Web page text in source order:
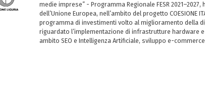
medie imprese” - Programma Regionale FESR
dell’Unione Europea, nell’ambito del progetto COESIONE
programma di investimenti volto al miglioramento della
riguardato l’implementazione di infrastrutture hardware
ambito SEO e Intelligenza Artificiale, sviluppo e-commerce